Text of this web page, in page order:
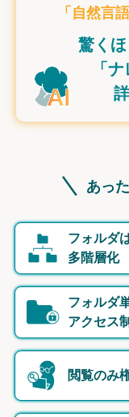
「自然言
驚く
「
あっ
フォルダ
多階層化
フォルダ
アクセス
閲覧のみ